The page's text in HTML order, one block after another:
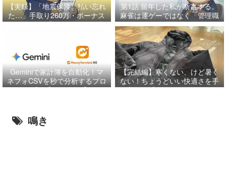
【実録】「地震保険、払い忘れ
た…」手取り260万・ボーナス
月に起きた「85万円」の奇跡
第1話留年した私が断言する。
麻雀は運ゲーではなく「管理職
研修」だ
Geminiで家計簿を自動化！マ
ネフォCSVを秒で分析するプロ
ンプト【コピペOK】
【完結編】寒くない、けど暑く
ない！ちょうどいい快適さを手
に入れる「最強レイヤリング」
鳴き